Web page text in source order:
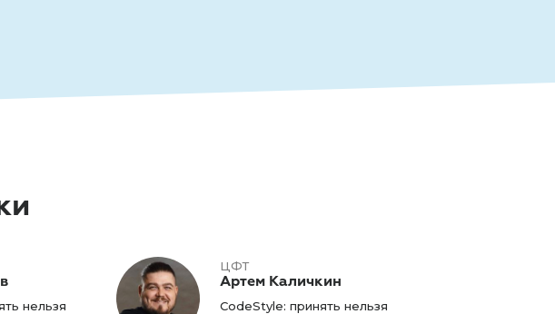
нельзя
ЦФТ
Артем Каличкин
CodeStyle: принять нельзя